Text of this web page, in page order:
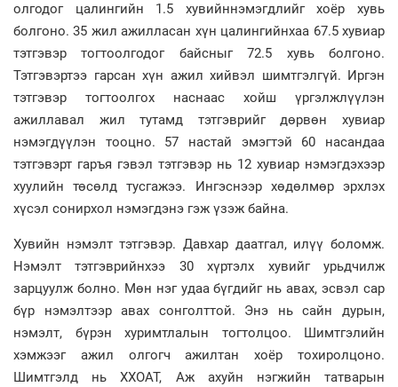
олгодог цалингийн 1.5 хувийннэмэгдлийг хоёр хувь
болгоно. 35 жил ажилласан хүн цалингийнхаа 67.5 хувиар
тэтгэвэр тогтоолгодог байсныг 72.5 хувь болгоно.
Тэтгэвэртээ гарсан хүн ажил хийвэл шимтгэлгүй. Иргэн
тэтгэвэр тогтоолгох наснаас хойш үргэлжлүүлэн
ажиллавал жил тутамд тэтгэврийг дөрвөн хувиар
нэмэгдүүлэн тооцно. 57 настай эмэгтэй 60 насандаа
тэтгэвэрт гаръя гэвэл тэтгэвэр нь 12 хувиар нэмэгдэхээр
хуулийн төсөлд тусгажээ. Ингэснээр хөдөлмөр эрхлэх
хүсэл сонирхол нэмэгдэнэ гэж үзэж байна.
Хувийн нэмэлт тэтгэвэр. Давхар даатгал, илүү боломж.
Нэмэлт тэтгэврийнхээ 30 хүртэлх хувийг урьдчилж
зарцуулж болно. Мөн нэг удаа бүгдийг нь авах, эсвэл сар
бүр нэмэлтээр авах сонголттой. Энэ нь сайн дурын,
нэмэлт, бүрэн хуримтлалын тогтолцоо. Шимтгэлийн
хэмжээг ажил олгогч ажилтан хоёр тохиролцоно.
Шимтгэлд нь ХХОАТ, Аж ахуйн нэгжийн татварын